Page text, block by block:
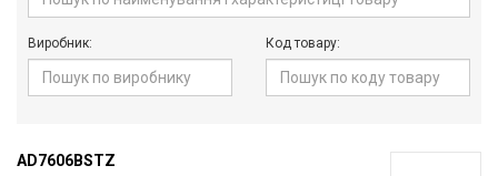
Послуги
Новини
Вакансії
Виробник: Код товару:
AD7606BSTZ